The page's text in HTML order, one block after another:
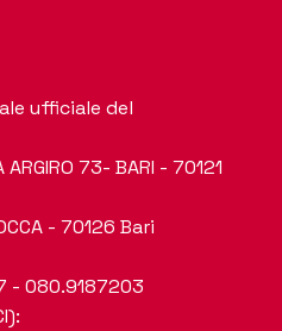
ufficiale del
73- BARI - 70121
- 70126 Bari
- 080.9187203